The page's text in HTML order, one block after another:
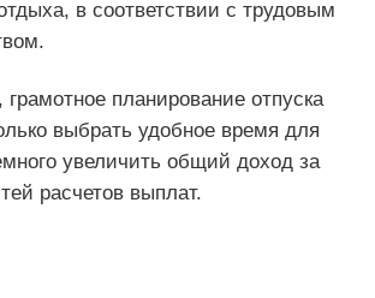
в соответствии с трудовым
планирование отпуска
выбрать удобное время для
увеличить общий доход за
расчетов выплат.